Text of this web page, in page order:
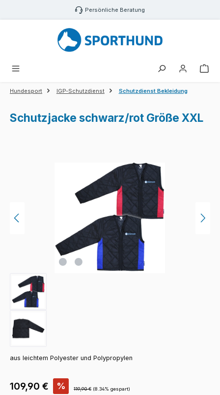
Zum Hauptinhalt springen Persönliche Beratung
Hundesport IGP-Schutzdienst Schutzdienst Bekleidung
Schutzjacke schwarz/rot Größe XXL
aus leichtem Polyester und Polypropylen
Verkaufspreis:
109,90 € % Regulärer Preis:
119,90 € (8.34% gespart)